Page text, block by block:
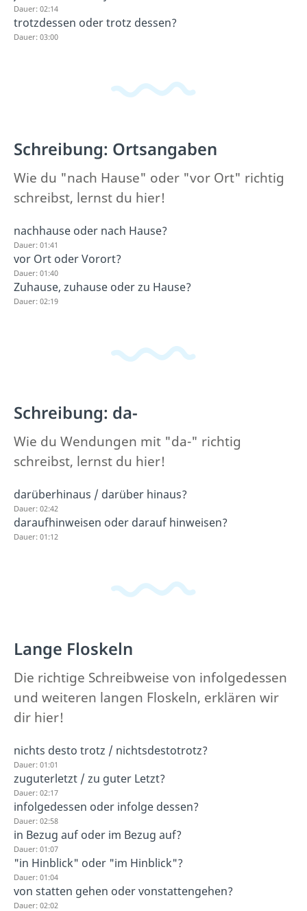
Dauer: 02:14
trotzdessen oder trotz dessen?
Dauer: 03:00
Schreibung: Ortsangaben
Wie du "nach Hause" oder "vor Ort" richtig
schreibst, lernst du hier!
nachhause oder nach Hause?
Dauer: 01:41
vor Ort oder Vorort?
Dauer: 01:40
Zuhause, zuhause oder zu Hause?
Dauer: 02:19
Schreibung: da-
Wie du Wendungen mit "da-" richtig
schreibst, lernst du hier!
darüberhinaus / darüber hinaus?
Dauer: 02:42
daraufhinweisen oder darauf hinweisen?
Dauer: 01:12
Lange Floskeln
Die richtige Schreibweise von infolgedessen
und weiteren langen Floskeln, erklären wir
dir hier!
nichts desto trotz / nichtsdestotrotz?
Dauer: 01:01
zuguterletzt / zu guter Letzt?
Dauer: 02:17
infolgedessen oder infolge dessen?
Dauer: 02:58
in Bezug auf oder im Bezug auf?
Dauer: 01:07
"in Hinblick" oder "im Hinblick"?
Dauer: 01:04
von statten gehen oder vonstattengehen?
Dauer: 02:02